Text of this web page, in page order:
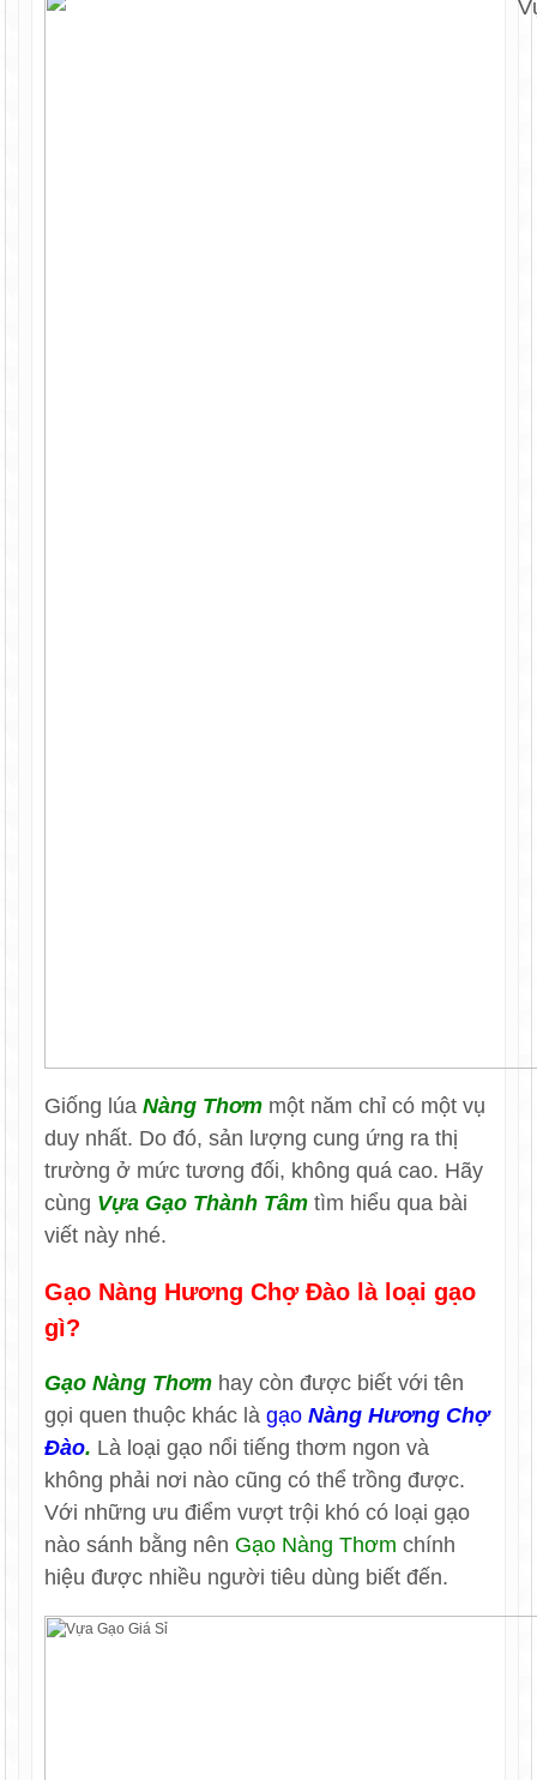
Giống lúaNàng Thơm một năm chỉ có một vụ
duy nhất. Do đó, sản lượng cung ứng ra thị
trường ở mức tương đối, không quá cao. Hãy
cùng Vựa Gạo Thành Tâm tìm hiểu qua bài
viết này nhé.
Gạo Nàng Hương Chợ Đào là loại gạo
gì?
Gạo Nàng Thơm hay còn được biết với tên
gọi quen thuộc khác làgạoNàng Hương Chợ
Đào. Là loại gạo nổi tiếng thơm ngon và
không phải nơi nào cũng có thể trồng được.
Với những ưu điểm vượt trội khó có loại gạo
nào sánh bằng nên Gạo Nàng Thơm chính
hiệu được nhiều người tiêu dùng biết đến.